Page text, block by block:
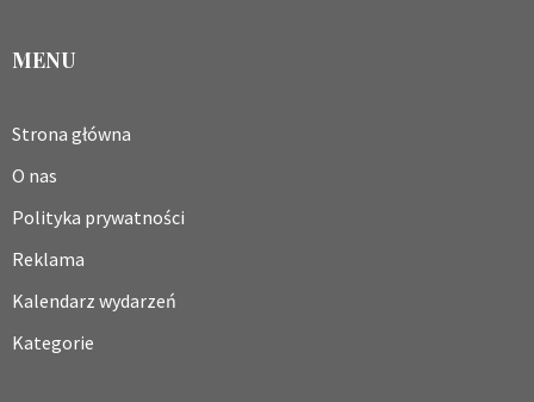
MENU
Strona główna
O nas
Polityka prywatności
Reklama
Kalendarz wydarzeń
Kategorie